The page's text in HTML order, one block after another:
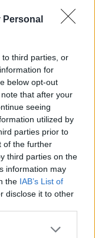
Personal
third parties, or
for
below opt-out
that after your
seeing
utilized by
parties prior to
of the further
third parties on the
information may
the IAB’s List of
disclose it to other
or more Google
Kelet